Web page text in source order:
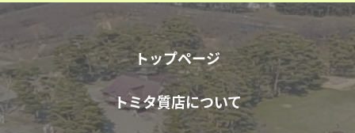
トップページ
トミタ質店について